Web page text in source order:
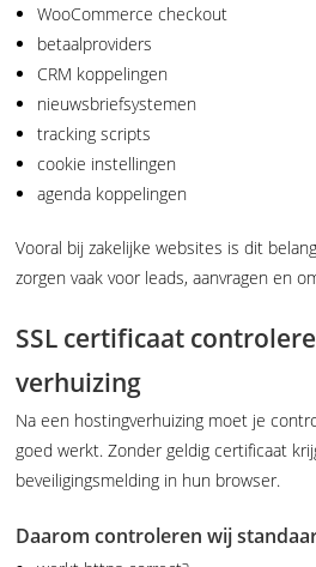
WooCommerce checkout
betaalproviders
CRM koppelingen
nieuwsbriefsystemen
tracking scripts
cookie instellingen
agenda koppelingen
Vooral bij zakelijke websites is dit
zorgen vaak voor leads, aanvragen en
SSL certificaat
verhuizing
Na een hostingverhuizing moet je
goed werkt. Zonder geldig certificaat
beveiligingsmelding in hun browser.
Daarom controleren wij